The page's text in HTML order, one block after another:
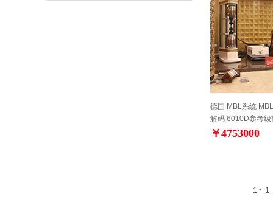
德国 MBL系统
解码 6010D参考
￥4753000
1 ~ 1